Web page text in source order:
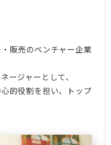
販売のベンチャー企業
ージャーとして、
的役割を担い、トップ